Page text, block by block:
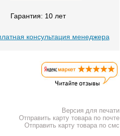
Гарантия: 10 лет
консультация менеджера
Версия для печати
Отправить карту товара по почте
Отправить карту товара по смс